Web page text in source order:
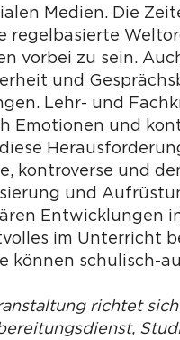
Medien. Die
regelbasierte
vorbei zu sein.
und
Lehr- und
Emotionen und
kontroverse und
und
Entwicklungen
im Unterricht
können schulisch-
richtet